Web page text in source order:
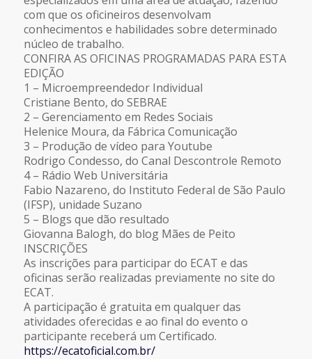
com que os oficineiros desenvolvam
conhecimentos e habilidades sobre determinado
núcleo de trabalho.
CONFIRA AS OFICINAS PROGRAMADAS PARA ESTA
EDIÇÃO
1 – Microempreendedor Individual
Cristiane Bento, do SEBRAE
2 – Gerenciamento em Redes Sociais
Helenice Moura, da Fábrica Comunicação
3 – Produção de vídeo para Youtube
Rodrigo Condesso, do Canal Descontrole Remoto
4 – Rádio Web Universitária
Fabio Nazareno, do Instituto Federal de São Paulo
(IFSP), unidade Suzano
5 – Blogs que dão resultado
Giovanna Balogh, do blog Mães de Peito
INSCRIÇÕES
As inscrições para participar do ECAT e das
oficinas serão realizadas previamente no site do
ECAT.
A participação é gratuita em qualquer das
atividades oferecidas e ao final do evento o
participante receberá um Certificado.
https://ecatoficial.com.br/